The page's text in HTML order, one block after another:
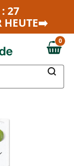
27
HEUTE➡️
0,00 €
0